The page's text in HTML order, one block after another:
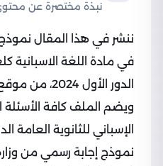
نبذة مختصرة عن
ننشر في هذا المقال نموذج
في مادة اللغة الاسبانية
الدور الأول
ويضم الملف كافة الأسئلة
نموذج إجابة رسمي من وزارة